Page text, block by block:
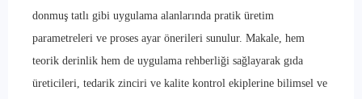
donmuş tatlı gibi uygulama alanlarında pratik üretim
parametreleri ve proses ayar önerileri sunulur. Makale, hem
teorik derinlik hem de uygulama rehberliği sağlayarak gıda
üreticileri, tedarik zinciri ve kalite kontrol ekiplerine bilimsel ve